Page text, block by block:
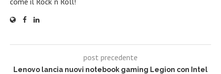
post precedente
Lenovo lancia nuovi notebook gaming Legion con Intel